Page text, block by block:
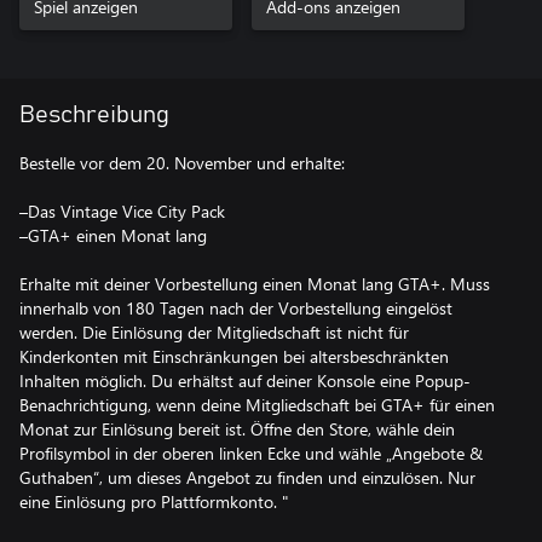
Spiel anzeigen
Add-ons anzeigen
Beschreibung
Bestelle vor dem 20. November und erhalte:
–Das Vintage Vice City Pack
–GTA+ einen Monat lang
Erhalte mit deiner Vorbestellung einen Monat lang GTA+. Muss
innerhalb von 180 Tagen nach der Vorbestellung eingelöst
werden. Die Einlösung der Mitgliedschaft ist nicht für
Kinderkonten mit Einschränkungen bei altersbeschränkten
Inhalten möglich. Du erhältst auf deiner Konsole eine Popup-
Benachrichtigung, wenn deine Mitgliedschaft bei GTA+ für einen
Monat zur Einlösung bereit ist. Öffne den Store, wähle dein
Profilsymbol in der oberen linken Ecke und wähle „Angebote &
Guthaben“, um dieses Angebot zu finden und einzulösen. Nur
eine Einlösung pro Plattformkonto. "